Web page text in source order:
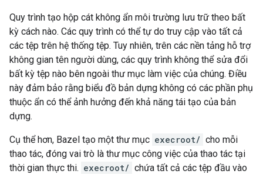
Quy trình tạo hộp cát không ẩn môi trường lưu trữ theo bất
kỳ cách nào. Các quy trình có thể tự do truy cập vào tất cả
các tệp trên hệ thống tệp. Tuy nhiên, trên các nền tảng hỗ trợ
không gian tên người dùng, các quy trình không thể sửa đổi
bất kỳ tệp nào bên ngoài thư mục làm việc của chúng. Điều
này đảm bảo rằng biểu đồ bản dựng không có các phần phụ
thuộc ẩn có thể ảnh hưởng đến khả năng tái tạo của bản
dựng.
Cụ thể hơn, Bazel tạo một thư mục execroot/ cho mỗi
thao tác, đóng vai trò là thư mục công việc của thao tác tại
thời gian thực thi. execroot/ chứa tất cả các tệp đầu vào